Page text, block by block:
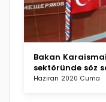
Bakan
sektöründe söz
Haziran 2020 Cuma